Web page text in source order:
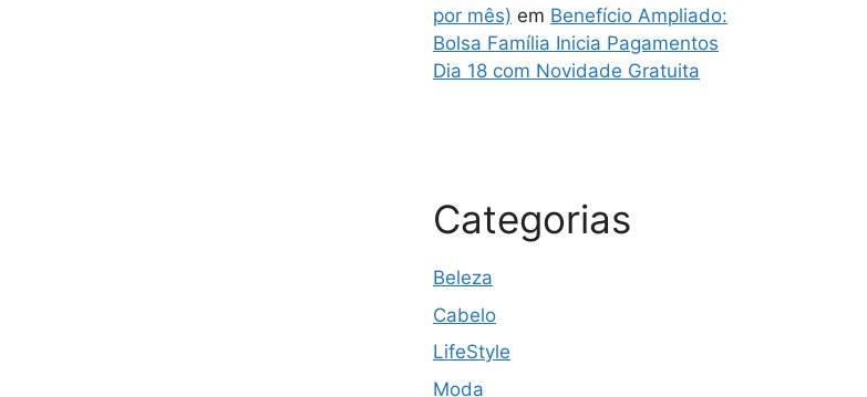
por mês) em Benefício Ampliado:
Bolsa Família Inicia Pagamentos
Dia 18 com Novidade Gratuita
Categorias
Beleza
Cabelo
LifeStyle
Moda